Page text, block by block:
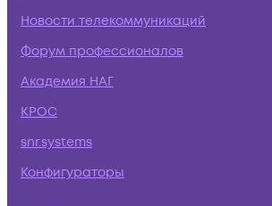
Новости телекоммуникаций
Форум профессионалов
Академия НАГ
КРОС
snr.systems
Конфигураторы